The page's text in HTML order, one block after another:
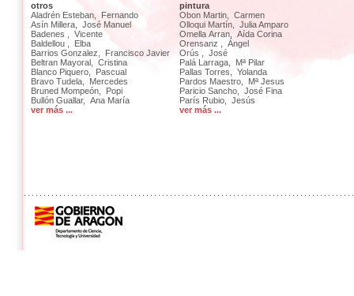
otros
Aladrén Esteban, Fernando
Asín Millera, José Manuel
Badenes , Vicente
Baldellou , Elba
Barrios Gonzalez, Francisco Javier
Beltran Mayoral, Cristina
Blanco Piquero, Pascual
Bravo Tudela, Mercedes
Bruned Mompeón, Popi
Bullón Guallar, Ana María
ver más ...
pintura
Obon Martin, Carmen
Olloqui Martín, Julia Amparo
Omella Arran, Aída Corina
Orensanz , Ángel
Orús , José
Palá Larraga, Mª Pilar
Pallas Torres, Yolanda
Pardos Maestro, Mª Jesus
Paricio Sancho, José Fina
París Rubio, Jesús
ver más ...